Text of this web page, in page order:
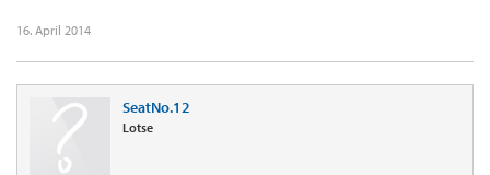
16. April 2014
SeatNo.12
Lotse